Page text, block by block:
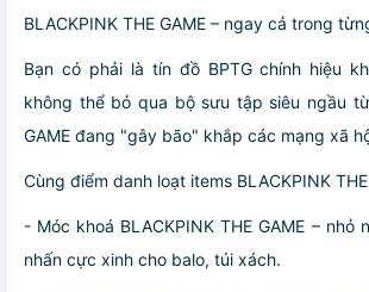
BLACKPINK THE GAME – ngay cả trong
Bạn có phải là tín đồ BPTG chính hiệu
không thể bỏ qua bộ sưu tập siêu ngầu từ
GAME đang "gây bão" khắp các mạng xã
Cùng điểm danh loạt items BLACKPINK THE
- Móc khoá BLACKPINK THE GAME – nhỏ
nhấn cực xinh cho balo, túi xách.